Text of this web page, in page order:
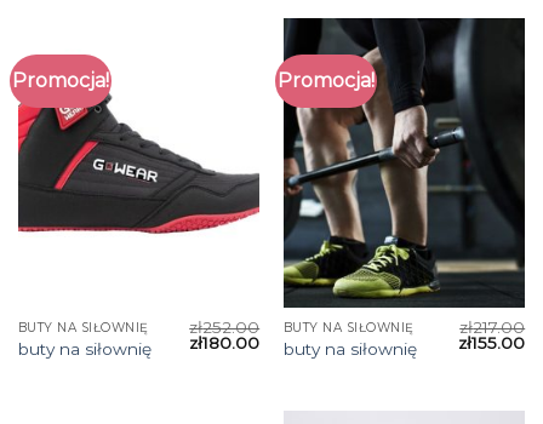
Promocja!
BUTY NA SIŁOWNIĘ
buty na siłownię
zł252.00
zł180.00
Promocja!
BUTY NA SIŁOWNIĘ
buty na siłownię
zł217.00
zł155.00